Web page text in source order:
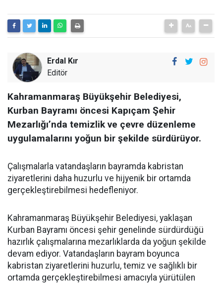
Erdal Kır
Editör
Kahramanmaraş Büyükşehir Belediyesi,
Kurban Bayramı öncesi Kapıçam Şehir
Mezarlığı’nda temizlik ve çevre düzenleme
uygulamalarını yoğun bir şekilde sürdürüyor.
Çalışmalarla vatandaşların bayramda kabristan
ziyaretlerini daha huzurlu ve hijyenik bir ortamda
gerçekleştirebilmesi hedefleniyor.
Kahramanmaraş Büyükşehir Belediyesi, yaklaşan
Kurban Bayramı öncesi şehir genelinde sürdürdüğü
hazırlık çalışmalarına mezarlıklarda da yoğun şekilde
devam ediyor. Vatandaşların bayram boyunca
kabristan ziyaretlerini huzurlu, temiz ve sağlıklı bir
ortamda gerçekleştirebilmesi amacıyla yürütülen